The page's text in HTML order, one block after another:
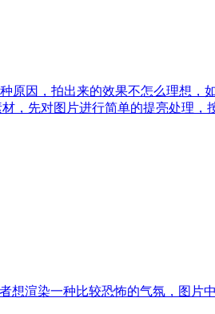
原因，拍出来的效果不怎么理想，
，先对图片进行简单的提亮处理，
想渲染一种比较恐怖的气氛，图片